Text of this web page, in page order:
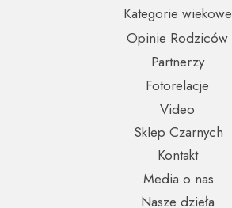
Partnerzy
Opinie Rodziców
Sklep Czarnych
Video
Fotorelacje
Kontakt
Media o nas
Kategorie wiekowe
Nasze dzieła